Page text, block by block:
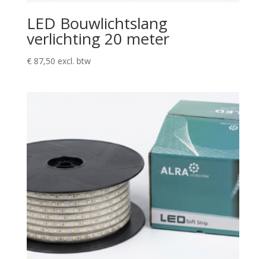
LED Bouwlichtslang
verlichting 20 meter
€87,50 excl. btw